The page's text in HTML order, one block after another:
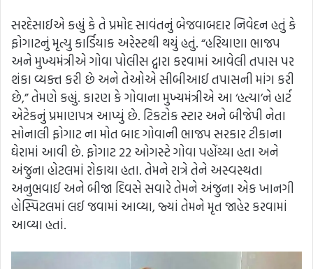
સરદેસાઈએ કહ્યું કે તે પ્રમોદ સાવંતનું બેજવાબદાર નિવેદન હતું કે
ફોગાટનું મૃત્યુ કાર્ડિયાક અરેસ્ટથી થયું હતું. “હરિયાણા ભાજપ
અને મુખ્યમંત્રીએ ગોવા પોલીસ દ્વારા કરવામાં આવેલી તપાસ પર
શંકા વ્યક્ત કરી છે અને તેઓએ સીબીઆઈ તપાસની માંગ કરી
છે,” તેમણે કહ્યું. કારણ કે ગોવાના મુખ્યમંત્રીએ આ ‘હત્યા’ને હાર્ટ
એટેકનું પ્રમાણપત્ર આપ્યું છે. ટિકટોક સ્ટાર અને બીજેપી નેતા
સોનાલી ફોગાટ ના મોત બાદ ગોવાની ભાજપ સરકાર ટીકાના
ઘેરામાં આવી છે. ફોગાટ 22 ઓગસ્ટે ગોવા પહોંચ્યા હતા અને
અંજુના હોટલમાં રોકાયા હતા. તેમને રાત્રે તેને અસ્વસ્થતા
અનુભવાઈ અને બીજા દિવસે સવારે તેમને અંજુના એક ખાનગી
હોસ્પિટલમાં લઈ જવામાં આવ્યા, જ્યાં તેમને મૃત જાહેર કરવામાં
આવ્યા હતાં.